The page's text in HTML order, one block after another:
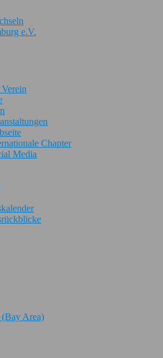
Hamburg
Chapter
Media
(Bay Area)